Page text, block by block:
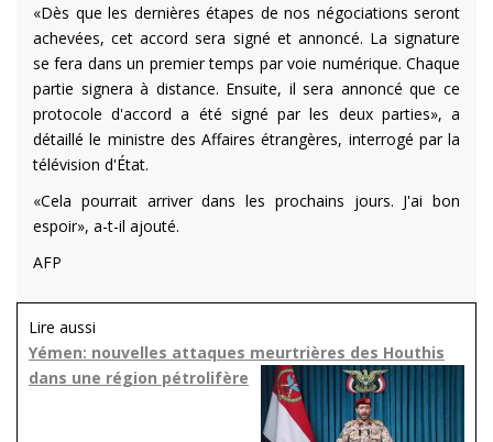
«Dès que les dernières étapes de nos négociations seront
achevées, cet accord sera signé et annoncé. La signature
se fera dans un premier temps par voie numérique. Chaque
partie signera à distance. Ensuite, il sera annoncé que ce
protocole d'accord a été signé par les deux parties», a
détaillé le ministre des Affaires étrangères, interrogé par la
télévision d'État.
«Cela pourrait arriver dans les prochains jours. J'ai bon
espoir», a-t-il ajouté.
AFP
Lire aussi
Yémen: nouvelles attaques meurtrières des Houthis
dans une région pétrolifère